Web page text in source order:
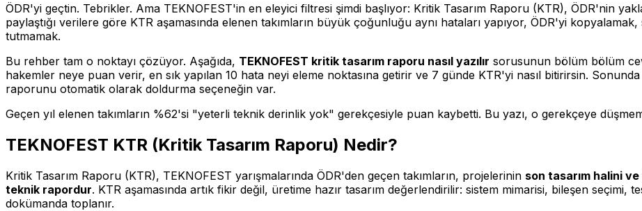
ÖDR'yi geçtin. Tebrikler. Ama TEKNOFEST'in en eleyici filtresi şimdi başlıyor: Kritik Tasarım Raporu (KTR), ÖDR'nin
paylaştığı verilere göre KTR aşamasında elenen takımların büyük çoğunluğu aynı hataları yapıyor, ÖDR'yi
tutmamak.
Bu rehber tam o noktayı çözüyor. Aşağıda, TEKNOFEST kritik tasarım raporu nasıl yazılır sorusunun bölüm bölüm
hakemler neye puan verir, en sık yapılan 10 hata neyi eleme noktasına getirir ve 7 günde KTR'yi nasıl bitirirsin.
raporunu otomatik olarak doldurma seçeneğin var.
Geçen yıl elenen takımların %62'si "yeterli teknik derinlik yok" gerekçesiyle puan kaybetti. Bu yazı, o gerekçeye
TEKNOFEST KTR (Kritik Tasarım Raporu) Nedir?
Kritik Tasarım Raporu (KTR), TEKNOFEST yarışmalarında ÖDR'den geçen takımların, projelerinin son tasarım halini
teknik rapordur. KTR aşamasında artık fikir değil, üretime hazır tasarım değerlendirilir: sistem mimarisi, bileşen seçimi,
dokümanda toplanır.